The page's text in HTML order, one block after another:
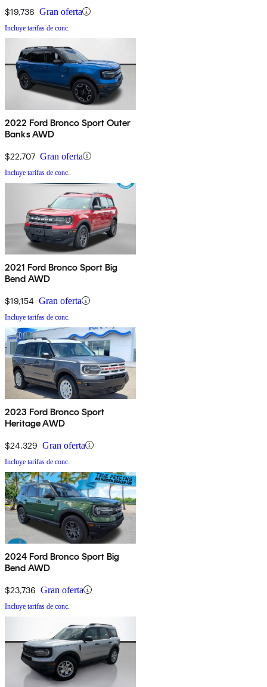
$19,736 Gran oferta
Incluye tarifas de conc.
2022 Ford Bronco Sport Outer
Banks AWD
$22,707 Gran oferta
Incluye tarifas de conc.
2021 Ford Bronco Sport Big
Bend AWD
$19,154 Gran oferta
Incluye tarifas de conc.
2023 Ford Bronco Sport
Heritage AWD
$24,329 Gran oferta
Incluye tarifas de conc.
2024 Ford Bronco Sport Big
Bend AWD
$23,736 Gran oferta
Incluye tarifas de conc.